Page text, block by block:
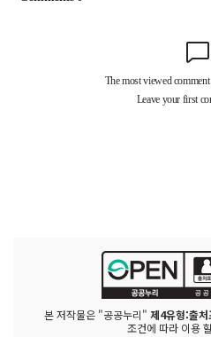
본 저작물은 "공공누리" 제4유형:출
조건에 따라 이용